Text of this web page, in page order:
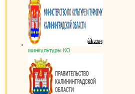
минкультуры КО